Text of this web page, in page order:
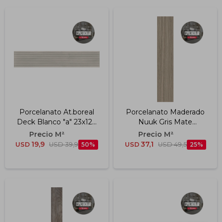
Porcelanato At.boreal
Deck Blanco "a" 23x120
Cm
USD 19,9 USD 39,9 50
Porcelanato Maderado
Nuuk Gris Mate
Rectificado "a" 23x120
Cm
USD 37,1 USD 49,5 25